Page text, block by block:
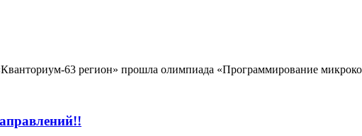
63 регион» прошла олимпиада «Программирование